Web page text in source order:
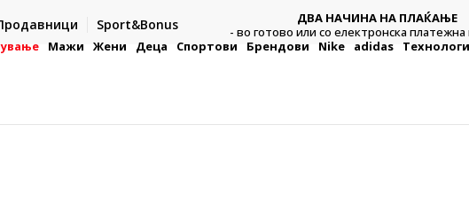
Sport&Bonus
или со електронска платежна
ДВА НАЧИНА НА ПЛАЌАЊЕ
- во готово или со електронска платежна
Мажи Жени Деца Спортови Брендови Nike adidas